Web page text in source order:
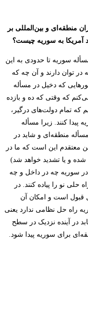
منطقه‌ای و بین‌المللی بر
آمریکا به سوریه چیست؟
سوریه تا حدودی به این
توان دارند و آن چه که
که دخیل در مسأله
که وقتی که ده و بازده
که تمام دولت‌های درگیر،
پیدا کنند. زیرا مسأله
منطقه‌ای و شاید در
معتقدم این است که ما در
و یا تشدید خواهد شد)
در سوریه چه در داخل و چه
نو را پیاده کنند. در
قبول است و امکان آن
راه حل نظامی ندارد یعنی
در ‌آینده نزدیک در سطح
برای سوریه پیدا شود.